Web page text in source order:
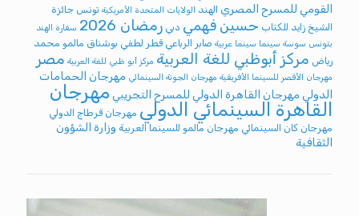
القومي للمسرح المصري الهند الولايات المتحدة الأمريكية تونس جائزة
الشيخ زايد للكتاب حسين فهمي دبي رمضان 2026
سفارة الهند
بتونس سوسة سينما سينما عربية صابر الرباعي قطر لطفي بوشناق مالمو محمد
رياض مركز أبوظبي للغة العربية مركز أبو ظبي للغة العربية مصر
مهرجان الأقصر للسينما الأفريقية مهرجان الجونة السينمائي مهرجان الحمامات
الدولي مهرجان القاهرة الدولي للمسرح التجريبي مهرجان
القاهرة السينمائي الدولي مهرجان قرطاج الدولي
مهرجان كان السينمائي مهرجان مالمو للسينما العربية وزارة الشؤون
الثقافية